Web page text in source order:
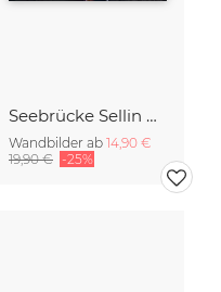
Seebrücke Sellin Rügen
Wandbilder ab 14,90 €
19,90 € -25%